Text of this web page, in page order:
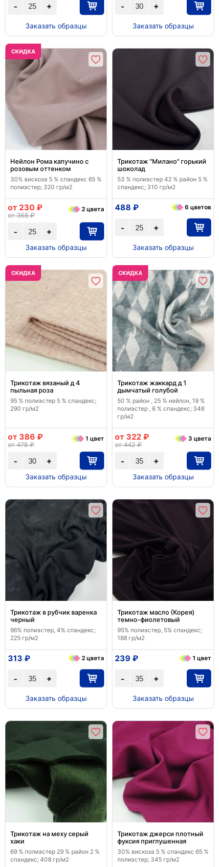
+
-
Заказать образцы
+
-
Заказать образцы
CКИДКА
Нейлон Рома капучино с
розовым оттенком
30% вискоза 5 % спандекс 65 %
полиэстер; 320 гр/м2
+
-
от 230 ₽
от 368 ₽
2 цвета
Заказать образцы
Трикотаж "Милано" горький
шоколад
53 % полиэстер 42 % район 5 %
спандекс; 310 гр/м2
+
-
488 ₽ 6 цветов
Заказать образцы
CКИДКА
Трикотаж вязаный д 4
пыльная роза
95 % полиэстер 5 % спандекс;
290 гр/м2
+
-
от 386 ₽
от 478 ₽
1 цвет
Заказать образцы
CКИДКА
Трикотаж жаккард д 1
дымчатый голубой
50 % район , 25 % нейлон, 19 %
полиэстер , 6 % спандекс; 348
гр/м2
+
-
от 322 ₽
от 442 ₽
3 цвета
Заказать образцы
Трикотаж в рубчик варенка
черный
96% полиэстер, 4% спандекс;
225 гр/м2
+
-
313 ₽ 2 цвета
Заказать образцы
Трикотаж масло (Корея)
темно-фиолетовый
95% полиэстер, 5% спандекс;
188 гр/м2
+
-
239 ₽ 1 цвет
Заказать образцы
Трикотаж на меху серый
хаки
69 % полиэстер 29 % район 2 %
спандекс; 408 гр/м2
Трикотаж джерси плотный
фуксия приглушенная
30% вискоза 5 % спандекс 65 %
полиэстер; 345 гр/м2